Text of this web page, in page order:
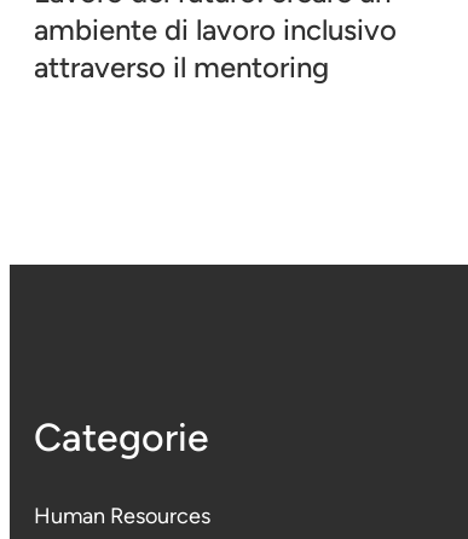
ambiente di lavoro inclusivo
attraverso il mentoring
Categorie
Human Resources